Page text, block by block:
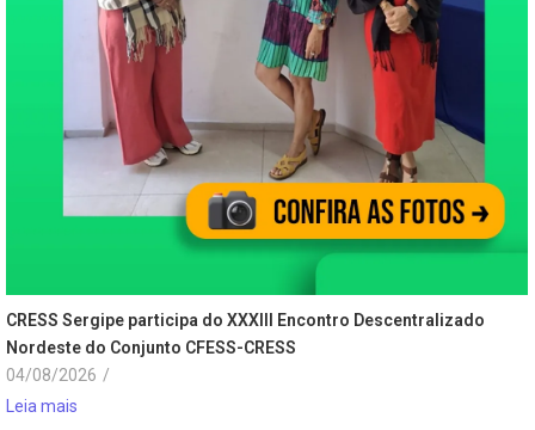
CRESS Sergipe participa do XXXIII Encontro Descentralizado
Nordeste do Conjunto CFESS-CRESS
04/08/2026 /
Leia mais